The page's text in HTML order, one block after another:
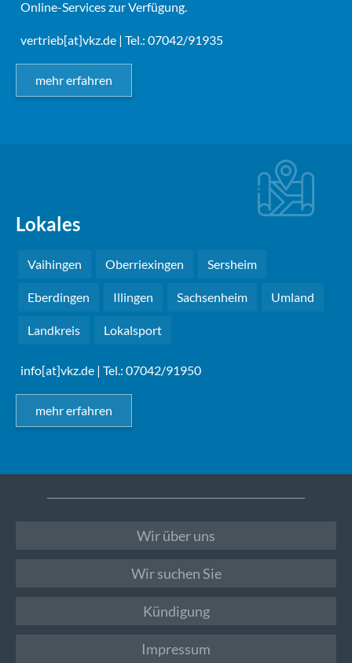
Online-Services zur Verfügung.
vertrieb[at]vkz.de | Tel.: 07042/91935
mehr erfahren
Lokales
Vaihingen Oberriexingen Sersheim
Eberdingen Illingen Sachsenheim Umland
Landkreis Lokalsport
info[at]vkz.de | Tel.: 07042/91950
mehr erfahren
Wir über uns
Wir suchen Sie
Kündigung
Impressum